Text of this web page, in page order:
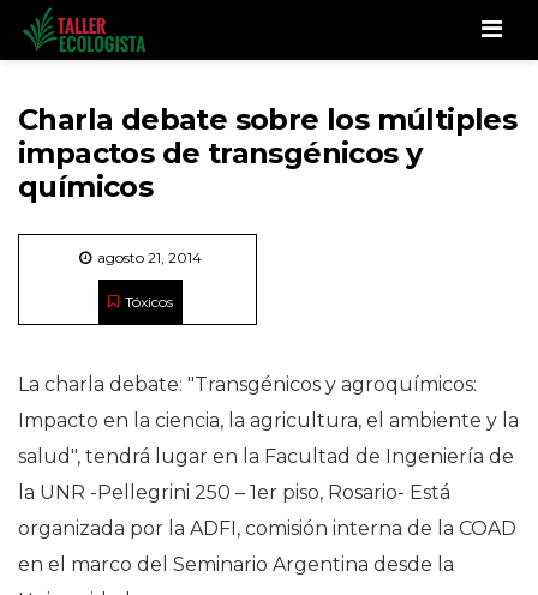
Charla debate sobre los múltiples
impactos de transgénicos y
químicos
agosto 21, 2014
Tóxicos
La charla debate: "Transgénicos y agroquímicos:
Impacto en la ciencia, la agricultura, el ambiente y la
salud", tendrá lugar en la Facultad de Ingeniería de
la UNR -Pellegrini 250 – 1er piso, Rosario- Está
organizada por la ADFI, comisión interna de la COAD
en el marco del Seminario Argentina desde la